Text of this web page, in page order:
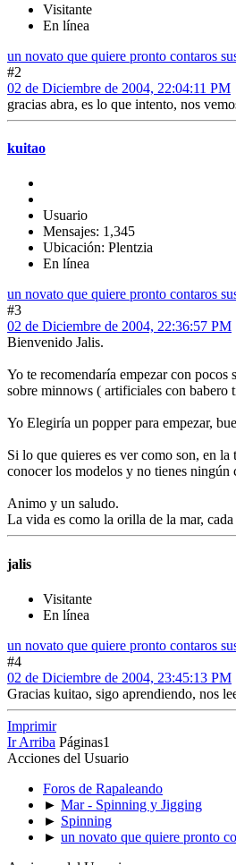
Visitante
En línea
un novato que quiere pronto contaros
#2
02 de Diciembre de 2004, 22:04:11 PM
gracias abra, es lo que intento, nos
kuitao
Usuario
Mensajes: 1,345
Ubicación: Plentzia
En línea
un novato que quiere pronto contaros
#3
02 de Diciembre de 2004, 22:36:57 PM
Bienvenido Jalis.
Yo te recomendaría empezar con pocos
sobre minnows ( artificiales con babero
Yo Elegiría un popper para empezar,
Si lo que quieres es ver como son, en
conocer los modelos y no tienes ningún
Animo y un saludo.
La vida es como la orilla de la mar,
jalis
Visitante
En línea
un novato que quiere pronto contaros
#4
02 de Diciembre de 2004, 23:45:13 PM
Gracias kuitao, sigo aprendiendo, nos
Imprimir
Ir Arriba Páginas1
Acciones del Usuario
Foros de Rapaleando
► Mar - Spinning y Jigging
► Spinning
► un novato que quiere pronto